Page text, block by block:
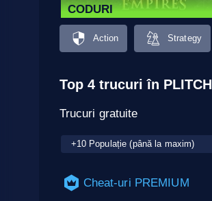
CODURI
Action Strategy
Top 4 trucuri în PLITCH
Trucuri gratuite
+10 Populație (până la maxim)
Cheat-uri PREMIUM